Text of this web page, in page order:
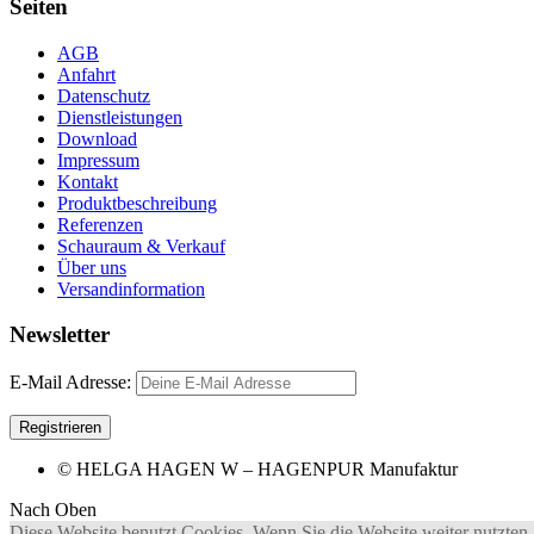
Seiten
AGB
Anfahrt
Datenschutz
Dienstleistungen
Download
Impressum
Kontakt
Produktbeschreibung
Referenzen
Schauraum & Verkauf
Über uns
Versandinformation
Newsletter
E-Mail Adresse:
© HELGA HAGEN W – HAGENPUR Manufaktur
Nach Oben